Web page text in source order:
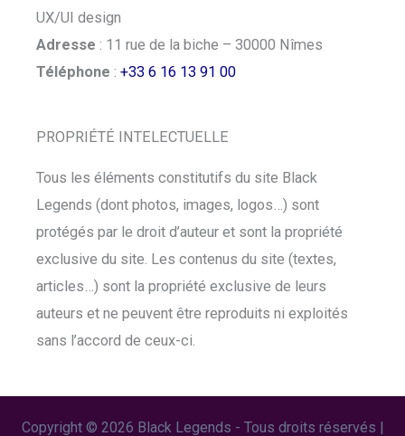
UX/UI design
Adresse : 11 rue de la biche – 30000 Nîmes
Téléphone : +33 6 16 13 91 00
PROPRIÉTÉ INTELECTUELLE
Tous les éléments constitutifs du site Black
Legends (dont photos, images, logos…) sont
protégés par le droit d’auteur et sont la propriété
exclusive du site. Les contenus du site (textes,
articles…) sont la propriété exclusive de leurs
auteurs et ne peuvent être reproduits ni exploités
sans l’accord de ceux-ci.
Copyright © 2026 Black Legends - Tous droits réservés |